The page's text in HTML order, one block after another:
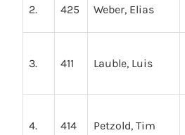
2. 425 Weber, Elias
3. 411 Lauble, Luis
4. 414 Petzold, Tim